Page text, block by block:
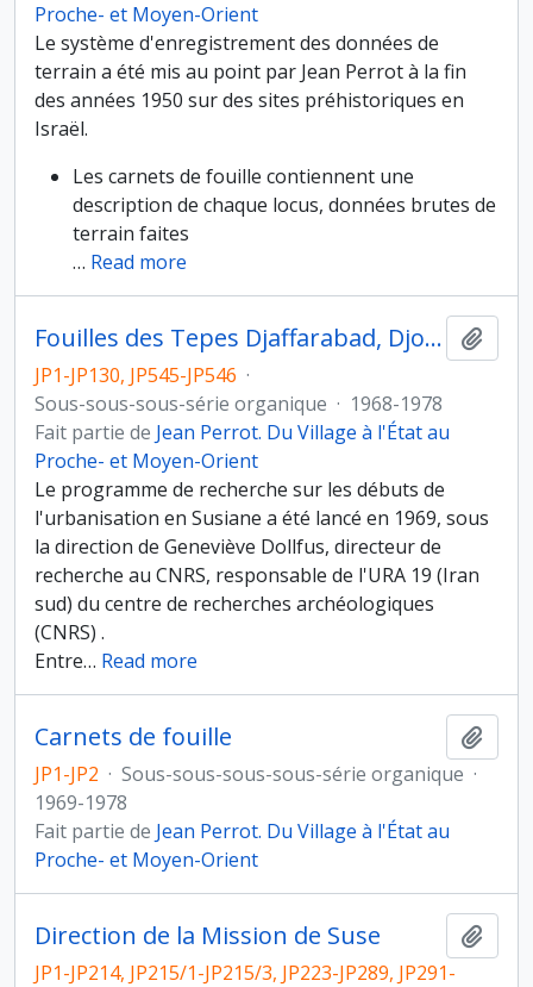
Proche- et Moyen-Orient
Le système d'enregistrement des données de
terrain a été mis au point par Jean Perrot à la fin
des années 1950 sur des sites préhistoriques en
Israël.
Les carnets de fouille contiennent une
description de chaque locus, données brutes de
terrain faites
… Read more
Fouilles des Tepes Djaffarabad, Djowi et Bendebal
JP1-JP130, JP545-JP546 ·
Sous-sous-sous-série organique · 1968-1978
Fait partie de Jean Perrot. Du Village à l'État au
Proche- et Moyen-Orient
Le programme de recherche sur les débuts de
l'urbanisation en Susiane a été lancé en 1969, sous
la direction de Geneviève Dollfus, directeur de
recherche au CNRS, responsable de l'URA 19 (Iran
sud) du centre de recherches archéologiques
(CNRS) .
Entre… Read more
Carnets de fouille
JP1-JP2 · Sous-sous-sous-sous-série organique ·
1969-1978
Fait partie de Jean Perrot. Du Village à l'État au
Proche- et Moyen-Orient
Direction de la Mission de Suse
JP1-JP214, JP215/1-JP215/3, JP223-JP289, JP291-